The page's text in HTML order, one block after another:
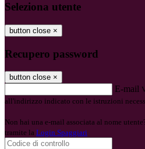
Seleziona utente
button close ×
Recupero password
button close ×
E-mail
all'indirizzo indicato con le istruzioni
Non hai una e-mail associata al nome
tramite la Login Spaggiari